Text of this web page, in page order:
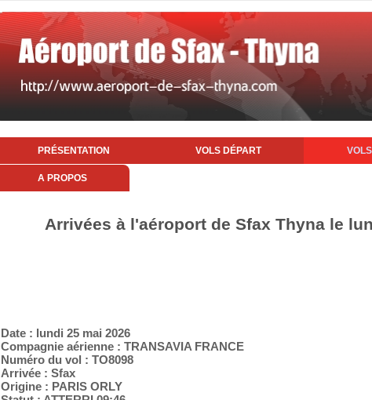
PRÉSENTATION VOLS DÉPART
A PROPOS
Arrivées à l'aéroport de Sfax Thyna le
Date : lundi 25 mai 2026
Compagnie aérienne : TRANSAVIA FRANCE
Numéro du vol : TO8098
Arrivée : Sfax
Origine : PARIS ORLY